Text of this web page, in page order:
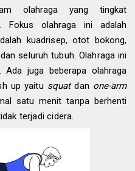
olahraga yang tingkat
Fokus olahraga ini adalah
kuadrisep, otot bokong,
seluruh tubuh. Olahraga ini
Ada juga beberapa olahraga
up yaitu squatdan one-arm
satu menit tanpa berhenti
terjadi cidera.